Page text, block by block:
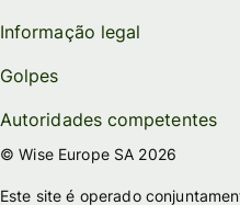
Informação legal
Golpes
Autoridades competentes
© Wise Europe SA 2026
Este site é operado